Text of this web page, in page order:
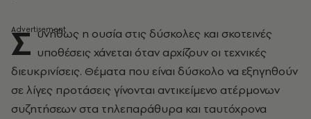
Σ υνήθως η ουσία στις δύσκολες και σκοτεινές
υποθέσεις χάνεται όταν αρχίζουν οι τεχνικές
διευκρινίσεις. Θέματα που είναι δύσκολο να εξηγηθούν
σε λίγες προτάσεις γίνονται αντικείμενο ατέρμονων
συζητήσεων στα τηλεπαράθυρα και ταυτόχρονα